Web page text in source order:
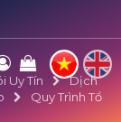
Uy Tín
Dịch
Quy Trình Tổ